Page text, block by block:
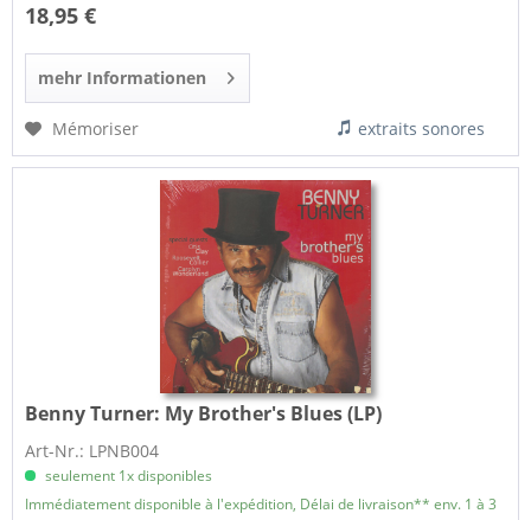
18,95 €
mehr Informationen
Mémoriser extraits sonores
Benny Turner: My Brother's Blues (LP)
Art-Nr.: LPNB004
seulement 1x disponibles
Immédiatement disponible à l'expédition, Délai de livraison** env. 1 à 3